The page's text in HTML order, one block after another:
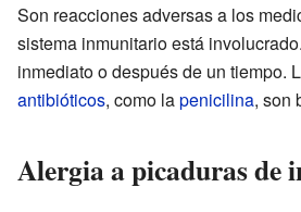
Son reacciones adversas a los
sistema inmunitario está
inmediato o después de un tiempo.
antibióticos, como lapenicilina, son
Alergia a picaduras de